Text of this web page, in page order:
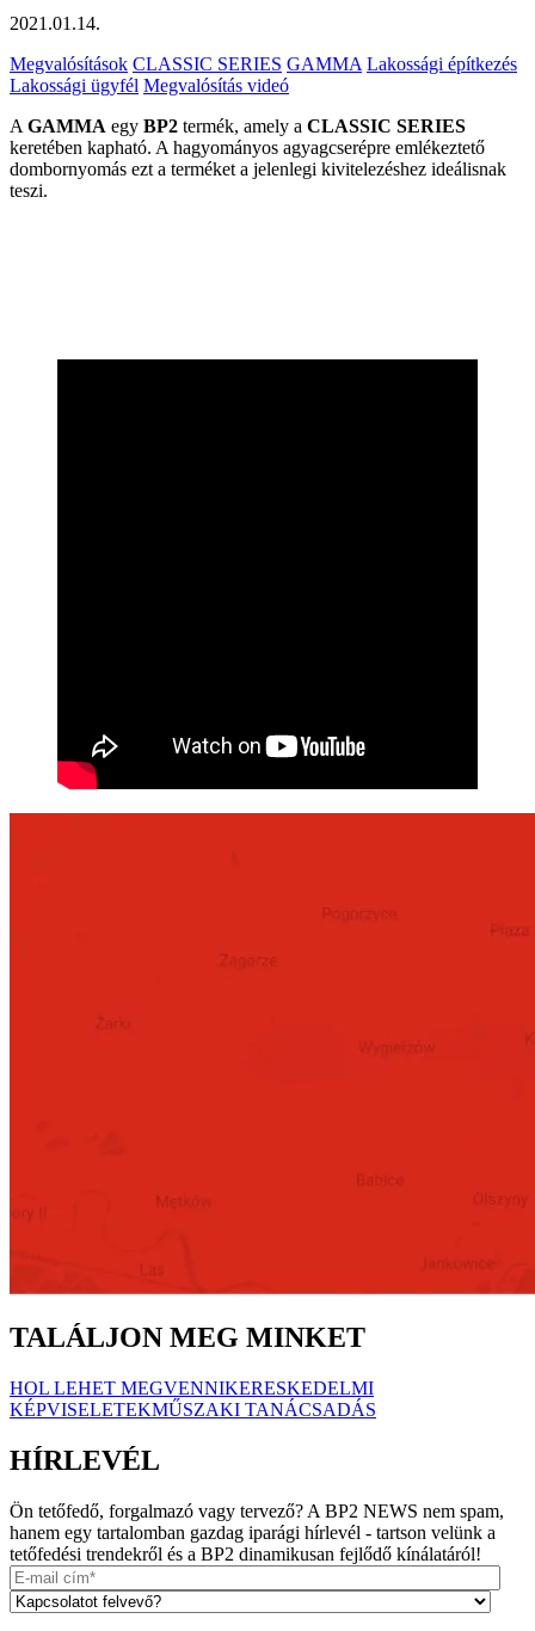
2021.01.14.
Megvalósítások CLASSIC SERIES GAMMA Lakossági építkezés
Lakossági ügyfél Megvalósítás videó
A GAMMA egy BP2 termék, amely a CLASSIC SERIES
keretében kapható. A hagyományos agyagcserépre emlékeztető
dombornyomás ezt a terméket a jelenlegi kivitelezéshez ideálisnak
teszi.
TALÁLJON MEG MINKET
HOL LEHET MEGVENNIKERESKEDELMI
KÉPVISELETEKMŰSZAKI TANÁCSADÁS
HÍRLEVÉL
Ön tetőfedő, forgalmazó vagy tervező? A BP2 NEWS nem spam,
hanem egy tartalomban gazdag iparági hírlevél - tartson velünk a
tetőfedési trendekről és a BP2 dinamikusan fejlődő kínálatáról!